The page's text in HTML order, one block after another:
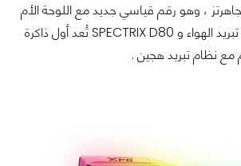
إلى 4933 ميجاهرتز ، وهو رقم قياسي جديد مع اللوحة الأم
MSI Z390I في تكوين تبريد الهواء و SPECTRIX D80 تُعد أول ذاكرة